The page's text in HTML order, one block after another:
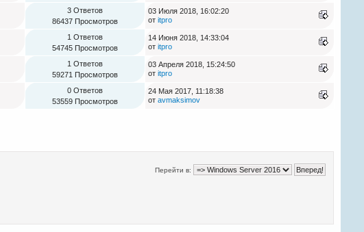
3 Ответов
86437 Просмотров
03 Июля 2018, 16:02:20
от itpro
1 Ответов
54745 Просмотров
14 Июня 2018, 14:33:04
от itpro
1 Ответов
59271 Просмотров
03 Апреля 2018, 15:24:50
от itpro
0 Ответов
53559 Просмотров
24 Мая 2017, 11:18:38
от avmaksimov
Перейти в: